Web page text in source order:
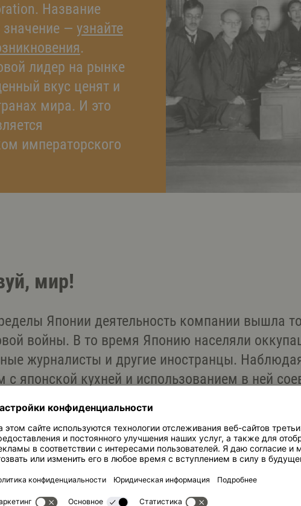
Название
значение — узнайте
.
лидер на рынке
вкус ценят и
мира. И это
императорского
мир!
Японии деятельность компании вышла
войны. В то время Японию населяли
журналисты и другие иностранцы.
с японской кухней и использованием в ней
большой потенциал в выходе на мировой
открыли свое первое зарубежное
в Сан-Франциско. Чтобы удовлетворить
в 1972 году компания построила свой
А уже после успеха на американском рынке,
и торговые сети по всему